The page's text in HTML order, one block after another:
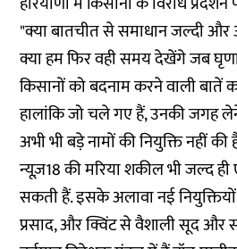
"क्या बातचीत से समाधान जल्दी
क्या हम फिर वही समय देखेंगे जब
किसानों को बदनाम करने वाली बातें
हालांकि जो चले गए हैं, उनकी जगह
अभी भी बड़े नामों की नियुक्ति नहीं
न्यूज़18 की मरिया शकील भी जल्द ही
सकती हैं. इसके अलावा नई
प्रसाद, और क्विंट से वैशाली सूद और